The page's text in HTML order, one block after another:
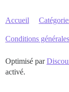
Accueil
Conditions
Optimisé par
activé.